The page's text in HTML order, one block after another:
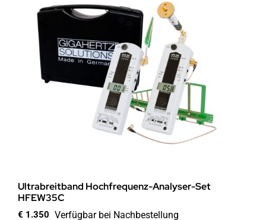
Ultrabreitband Hochfrequenz-Analyser-Set
HFEW35C
€ 1.350 Verfügbar bei Nachbestellung